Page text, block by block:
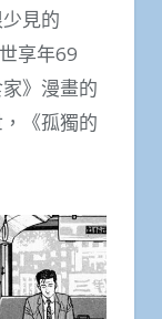
見的
享年69
》漫畫的
《孤獨的